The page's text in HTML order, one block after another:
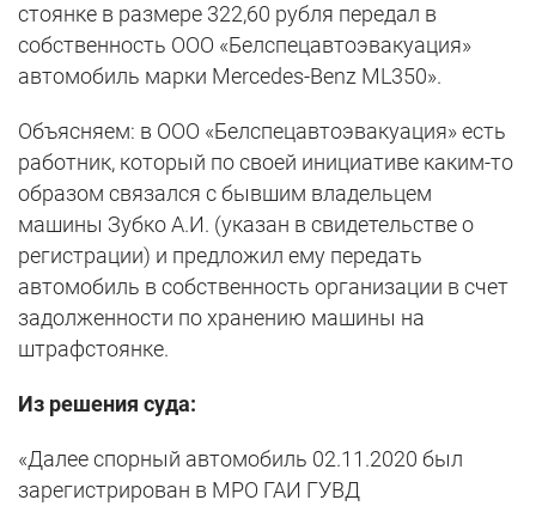
стоянке в размере 322,60 рубля передал в
собственность ООО «Белспецавтоэвакуация»
автомобиль марки Mercedes-Benz ML350».
Объясняем: в ООО «Белспецавтоэвакуация» есть
работник, который по своей инициативе каким-то
образом связался с бывшим владельцем
машины Зубко А.И. (указан в свидетельстве о
регистрации) и предложил ему передать
автомобиль в собственность организации в счет
задолженности по хранению машины на
штрафстоянке.
Из решения суда:
«Далее спорный автомобиль 02.11.2020 был
зарегистрирован в МРО ГАИ ГУВД